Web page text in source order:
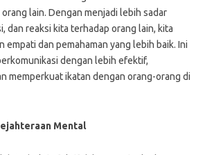
lain. Dengan menjadi lebih sadar
dan reaksi kita terhadap orang lain, kita
empati dan pemahaman yang lebih baik. Ini
dengan lebih efektif,
memperkuat ikatan dengan orang-orang di
Mental